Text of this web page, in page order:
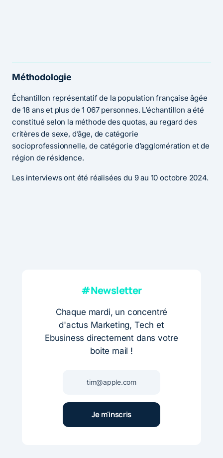
Méthodologie
Échantillon représentatif de la population française âgée
de 18 ans et plus de 1 067 personnes. L’échantillon a été
constitué selon la méthode des quotas, au regard des
critères de sexe, d’âge, de catégorie
socioprofessionnelle, de catégorie d’agglomération et de
région de résidence.
Les interviews ont été réalisées du 9 au 10 octobre 2024.
#Newsletter
Chaque mardi, un concentré
d'actus Marketing, Tech et
Ebusiness directement dans votre
boite mail !